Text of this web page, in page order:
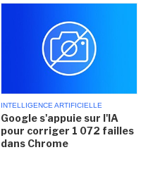
INTELLIGENCE ARTIFICIELLE
Google s'appuie sur l'IA
pour corriger 1 072 failles
dans Chrome